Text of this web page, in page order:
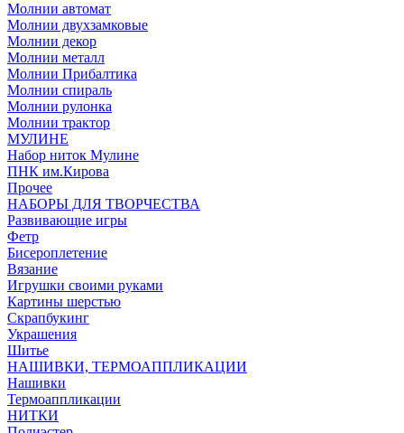
Молнии автомат
Молнии двухзамковые
Молнии декор
Молнии металл
Молнии Прибалтика
Молнии спираль
Молнии рулонка
Молнии трактор
МУЛИНЕ
Набор ниток Мулине
ПНК им.Кирова
Прочее
НАБОРЫ ДЛЯ ТВОРЧЕСТВА
Развивающие игры
Фетр
Бисероплетение
Вязание
Игрушки своими руками
Картины шерстью
Скрапбукинг
Украшения
Шитье
НАШИВКИ, ТЕРМОАППЛИКАЦИИ
Нашивки
Термоаппликации
НИТКИ